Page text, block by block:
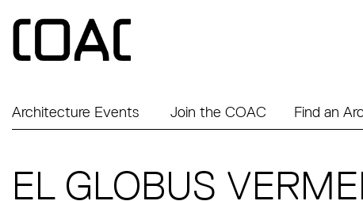
Architecture Events Join the COAC Find an
EL GLOBUS